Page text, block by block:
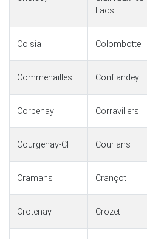
Lacs
Coisia Colombotte
Commenailles Conflandey
Corbenay Corravillers
Courgenay-CH Courlans
Cramans Crançot
Crotenay Crozet